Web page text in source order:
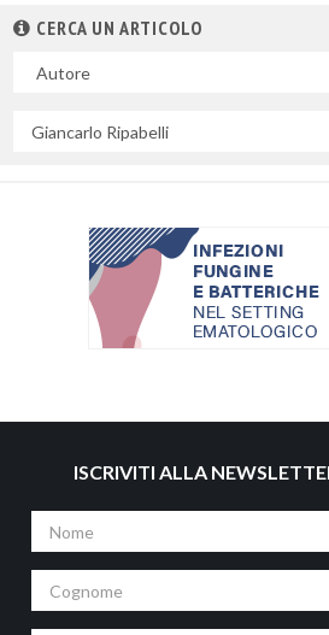
CERCA UN ARTICOLO
campo
per
ISCRIVITI ALLA